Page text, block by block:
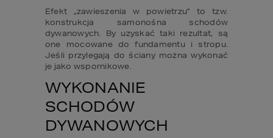
Efekt „zawieszenia w powietrzu” to tzw.
konstrukcja samonośna schodów
dywanowych. By uzyskać taki rezultat, są
one mocowane do fundamentu i stropu.
Jeśli przylegają do ściany można wykonać
je jako wspornikowe.
WYKONANIE
SCHODÓW
DYWANOWYCH